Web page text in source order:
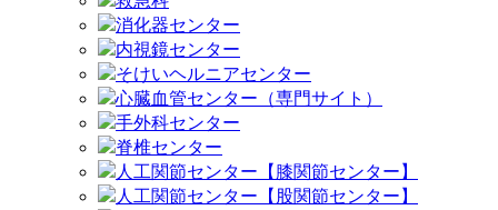
消化器センター
内視鏡センター
そけいヘルニアセンター
心臓血管センター（専門サイト）
手外科センター
脊椎センター
人工関節センター【膝関節センター】
人工関節センター【股関節センター】